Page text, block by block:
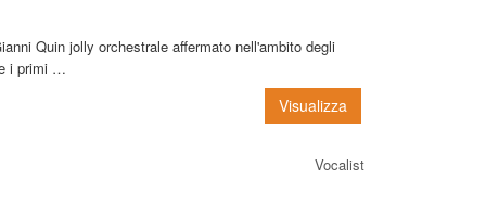
Quin jolly orchestrale affermato nell'ambito degli
i primi …
Visualizza
Vocalist